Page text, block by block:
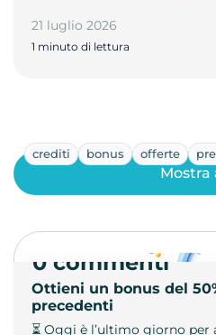
21 luglio 2026
1 minuto di lettura
crediti bonus offerte
Ottieni un bonus del
precedenti
⏳ Oggi è l’ultimo giorno per
Mostra
0 commenti